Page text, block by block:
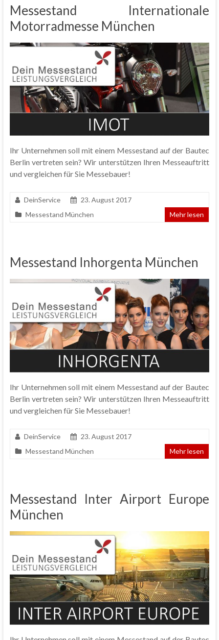
Messestand Internationale
Motorradmesse München
Ihr Unternehmen soll mit einem Messestand auf der Bautec
Berlin vertreten sein? Wir unterstützen Ihren Messeauftritt
und vergleichen für Sie Messebauer!
DeinService
23. August 2017
Messestand München
Mehr lesen
Messestand Inhorgenta München
Ihr Unternehmen soll mit einem Messestand auf der Bautec
Berlin vertreten sein? Wir unterstützen Ihren Messeauftritt
und vergleichen für Sie Messebauer!
DeinService
23. August 2017
Messestand München
Mehr lesen
Messestand Inter Airport Europe
München